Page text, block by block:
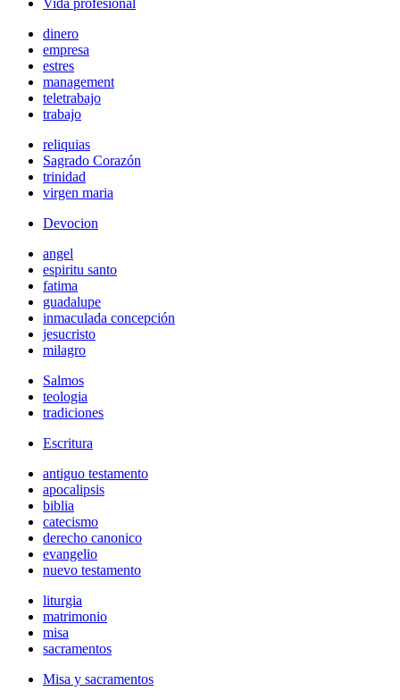
Vida profesional
dinero
empresa
estres
management
teletrabajo
trabajo
reliquias
Sagrado Corazón
trinidad
virgen maria
Devocion
angel
espiritu santo
fatima
guadalupe
inmaculada concepción
jesucristo
milagro
Salmos
teologia
tradiciones
Escritura
antiguo testamento
apocalipsis
biblia
catecismo
derecho canonico
evangelio
nuevo testamento
liturgia
matrimonio
misa
sacramentos
Misa y sacramentos